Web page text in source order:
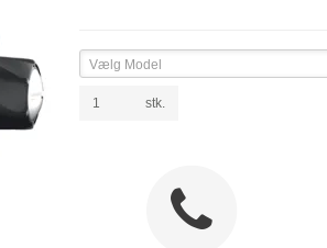
Vælg Model
stk.